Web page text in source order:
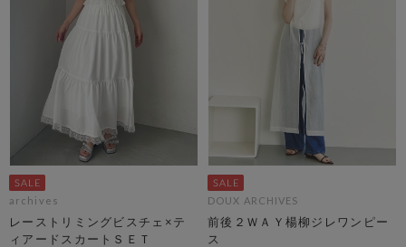
archives
レーストリミングビスチェ×テ
ィアードスカートＳＥＴ
DOUX ARCHIVES
前後２ＷＡＹ楊柳ジレワンピー
ス